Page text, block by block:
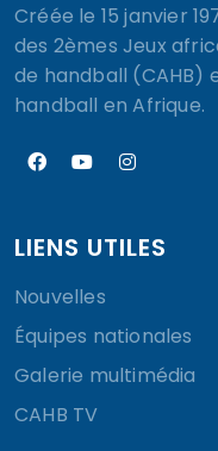
Créée le 15 janvier
des 2èmes Jeux
de handball (CAHB)
handball en Afrique.
LIENS UTILES
Nouvelles
Équipes nationales
Galerie multimédia
CAHB TV